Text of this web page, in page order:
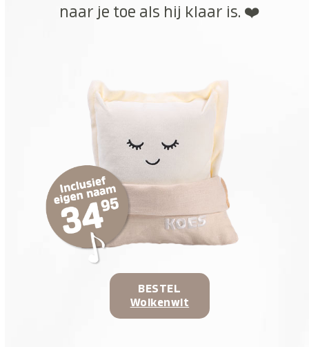
naar je toe als hij klaar is. ❤️
BESTEL
Wolkenwit